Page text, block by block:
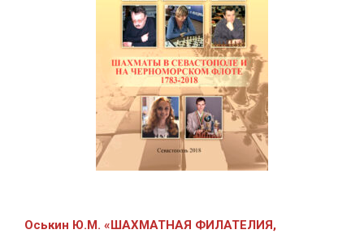
Оськин Ю.М. «ШАХМАТНАЯ ФИЛАТЕЛИЯ,